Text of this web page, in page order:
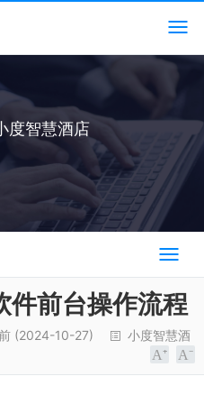
度智慧酒店
件前台操作流程
(2024-10-27)
小度智慧酒